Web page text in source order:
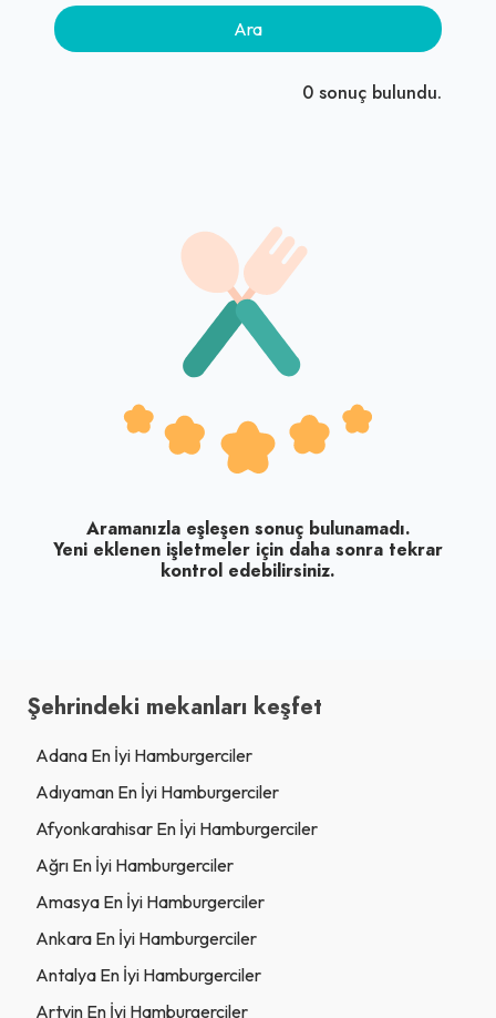
Ara
0 sonuç bulundu.
Aramanızla eşleşen sonuç bulunamadı.
Yeni eklenen işletmeler için daha sonra tekrar
kontrol edebilirsiniz.
Şehrindeki mekanları keşfet
Adana En İyi Hamburgerciler
Adıyaman En İyi Hamburgerciler
Afyonkarahisar En İyi Hamburgerciler
Ağrı En İyi Hamburgerciler
Amasya En İyi Hamburgerciler
Ankara En İyi Hamburgerciler
Antalya En İyi Hamburgerciler
Artvin En İyi Hamburgerciler